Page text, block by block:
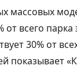
массовых
всего парка
30% от
показывает